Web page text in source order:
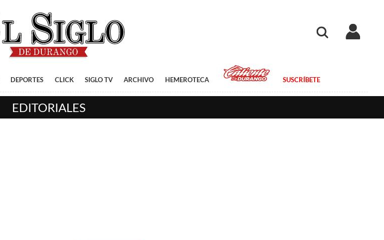
DEPORTES CLICK SIGLO TV ARCHIVO HEMEROTECA SUSCRÍBETE
EDITORIALES